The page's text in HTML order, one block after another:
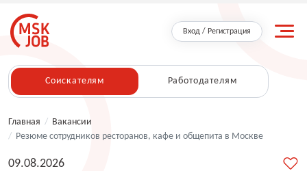
Вход / Регистрация
Соискателям Работодателям
Главная / Вакансии
/ Резюме сотрудников ресторанов, кафе и общепита в Москве
09.08.2026